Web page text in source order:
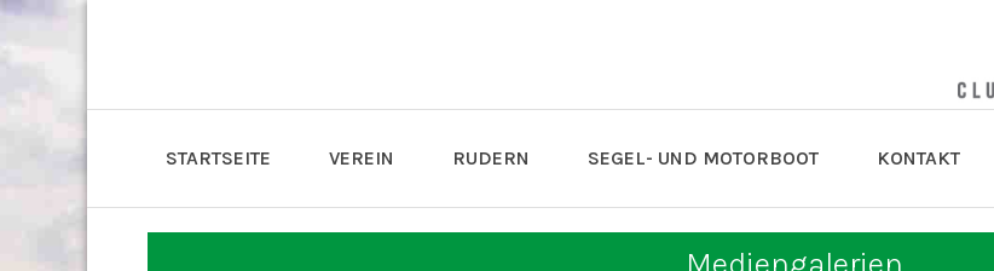
STARTSEITE VEREIN RUDERN SEGEL- UND MOTORBOOT KONTAKT